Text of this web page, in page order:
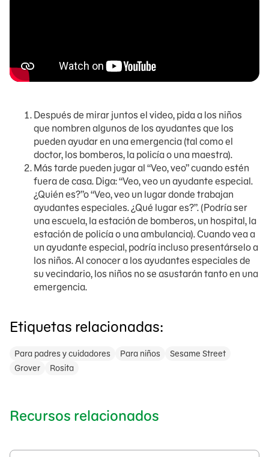
Después de mirar juntos el video, pida a los niños
que nombren algunos de los ayudantes que los
pueden ayudar en una emergencia (tal como el
doctor, los bomberos, la policía o una maestra).
Más tarde pueden jugar al “Veo, veo” cuando estén
fuera de casa. Diga: “Veo, veo un ayudante especial.
¿Quién es?”o “Veo, veo un lugar donde trabajan
ayudantes especiales. ¿Qué lugar es?”. (Podría ser
una escuela, la estación de bomberos, un hospital, la
estación de policía o una ambulancia). Cuando vea a
un ayudante especial, podría incluso presentárselo a
los niños. Al conocer a los ayudantes especiales de
su vecindario, los niños no se asustarán tanto en una
emergencia.
Etiquetas relacionadas:
Para padres y cuidadores Para niños
Sesame Street
Grover
Rosita
Recursos relacionados